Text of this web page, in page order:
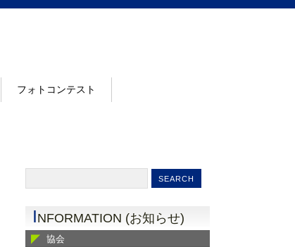
フォトコンテスト
INFORMATION (お知らせ)
協会